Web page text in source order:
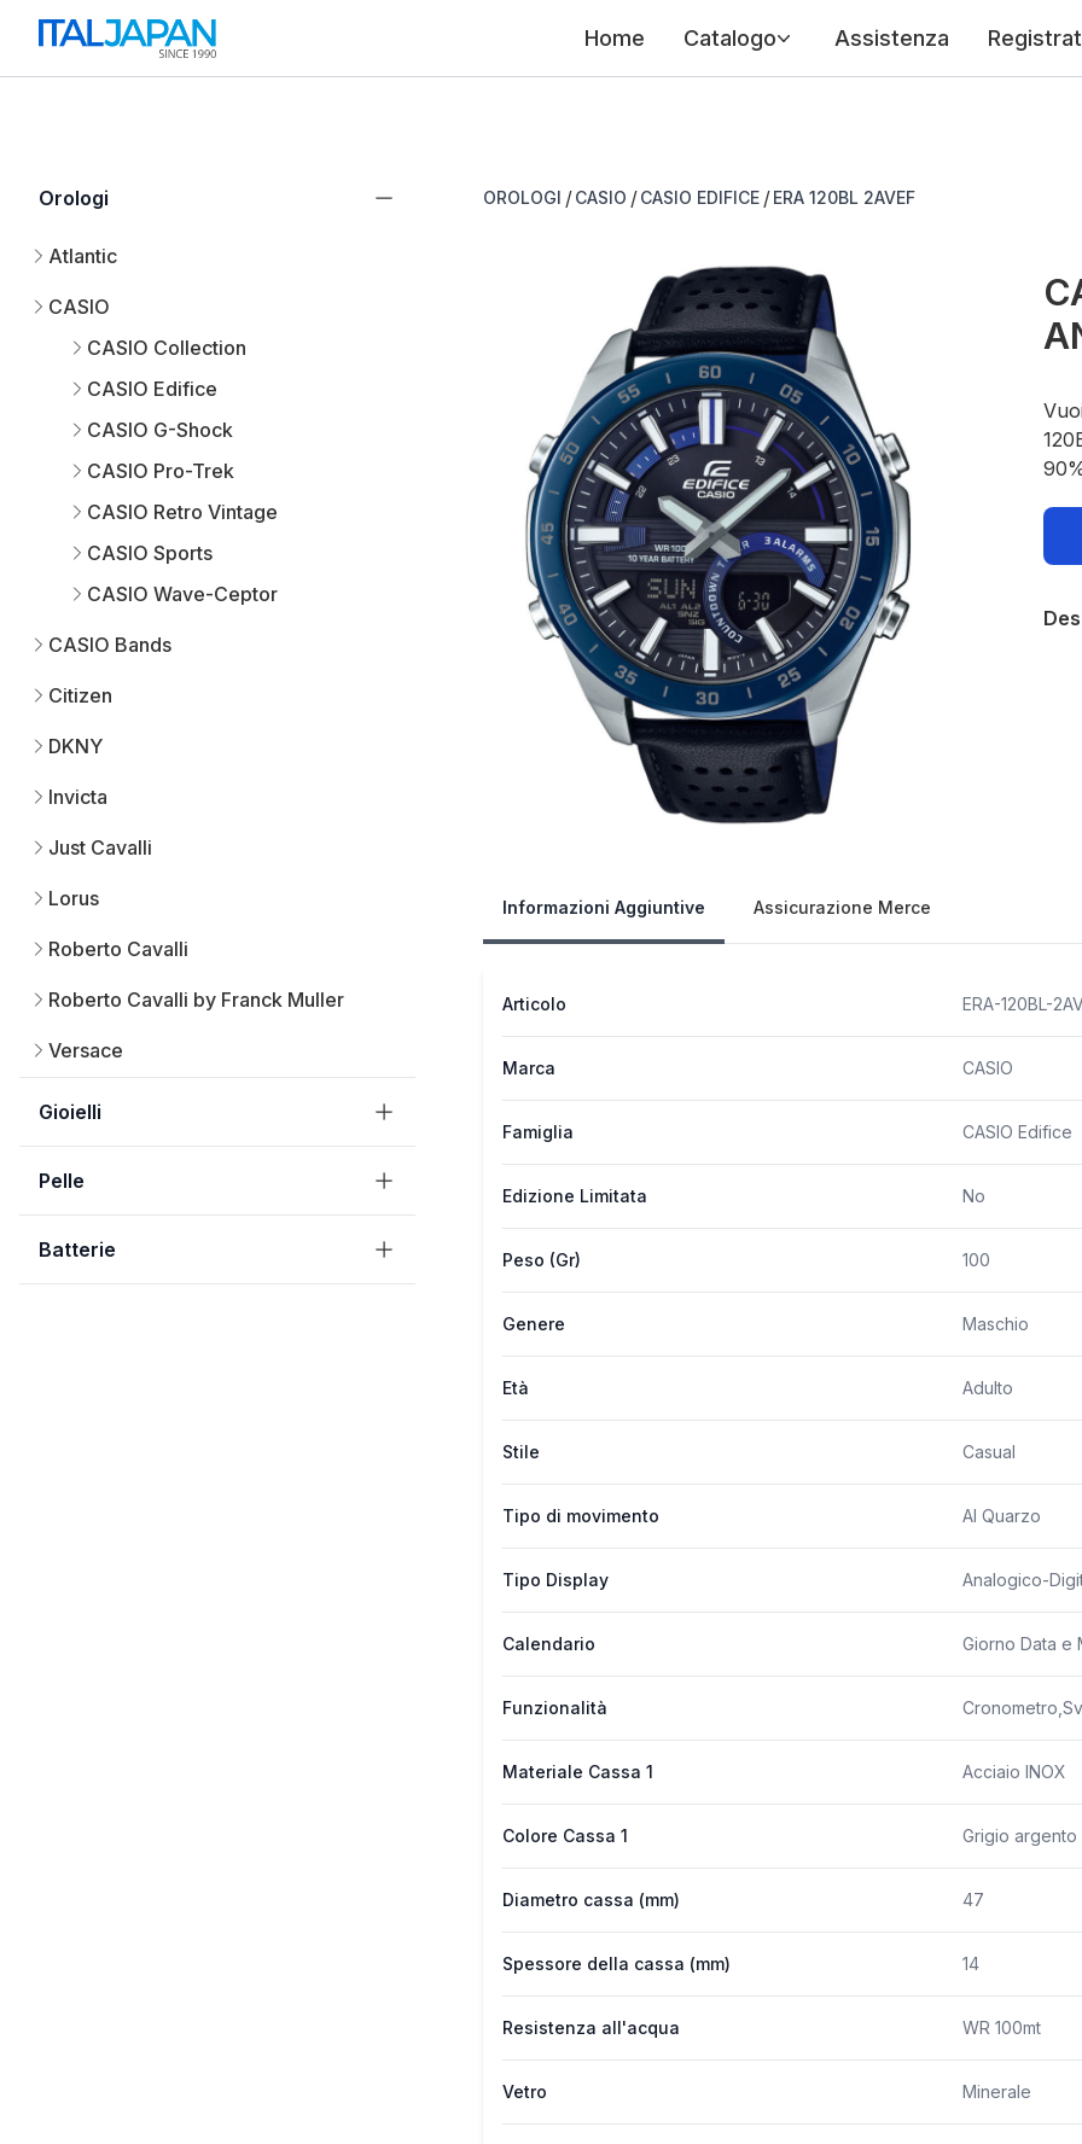
Home Catalogo Assistenza
Orologi
Atlantic
CASIO
CASIO Collection
CASIO Edifice
CASIO G-Shock
CASIO Pro-Trek
CASIO Retro Vintage
CASIO Sports
CASIO Wave-Ceptor
CASIO Bands
Citizen
DKNY
Invicta
Just Cavalli
Lorus
Roberto Cavalli
Roberto Cavalli by Franck Muller
Versace
Gioielli
Pelle
Batterie
OROLOGI / CASIO / CASIO EDIFICE / ERA 120BL 2AVEF
Informazioni Aggiuntive Assicurazione Merce
Articolo ERA-120BL-
Marca CASIO
Famiglia CASIO Edifice
Edizione Limitata No
Peso (Gr) 100
Genere Maschio
Età Adulto
Stile Casual
Tipo di movimento Al Quarzo
Tipo Display Analogico-
Calendario Giorno Data e
Funzionalità
Materiale Cassa 1 Acciaio INOX
Colore Cassa 1 Grigio argento
Diametro cassa (mm) 47
Spessore della cassa (mm) 14
Resistenza all'acqua WR 100mt
Vetro Minerale